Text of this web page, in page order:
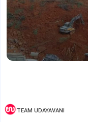
TEAM UDAYAVANI